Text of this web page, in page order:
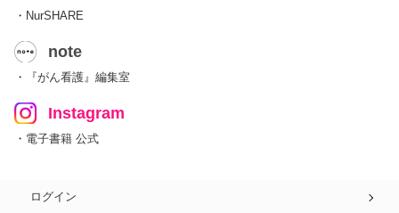
・NurSHARE
note
・『がん看護』編集室
Instagram
・電子書籍 公式
ログイン